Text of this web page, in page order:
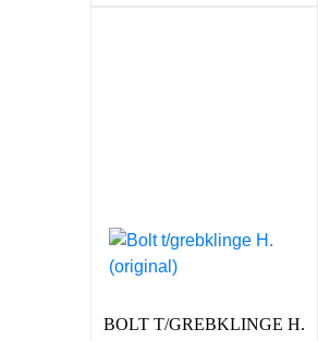
BOLT T/GREBKLINGE H.